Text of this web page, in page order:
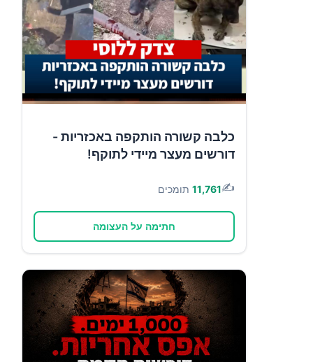
כלבה קשורה הותקפה באכזריות -
דורשים מעצר מיידי לתוקף!
✍️
11,761 תומכים
חתימה על העצומה